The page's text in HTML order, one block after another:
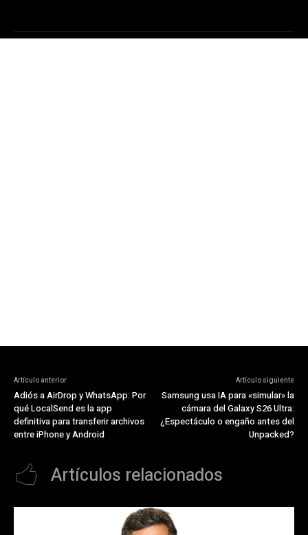
Artículo anterior
Adiós a AirDrop y WhatsApp: Por
qué LocalSend es la app
definitiva para transferir archivos
entre iPhone y Android
Artículo siguiente
Samsung usa IA para «simular» la
cámara del Galaxy S26 Ultra:
¿Espectáculo o engaño antes del
Unpacked?
Artículos relacionados